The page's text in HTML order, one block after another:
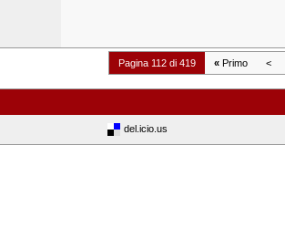
Pagina 112 di 419 « Primo <
del.icio.us